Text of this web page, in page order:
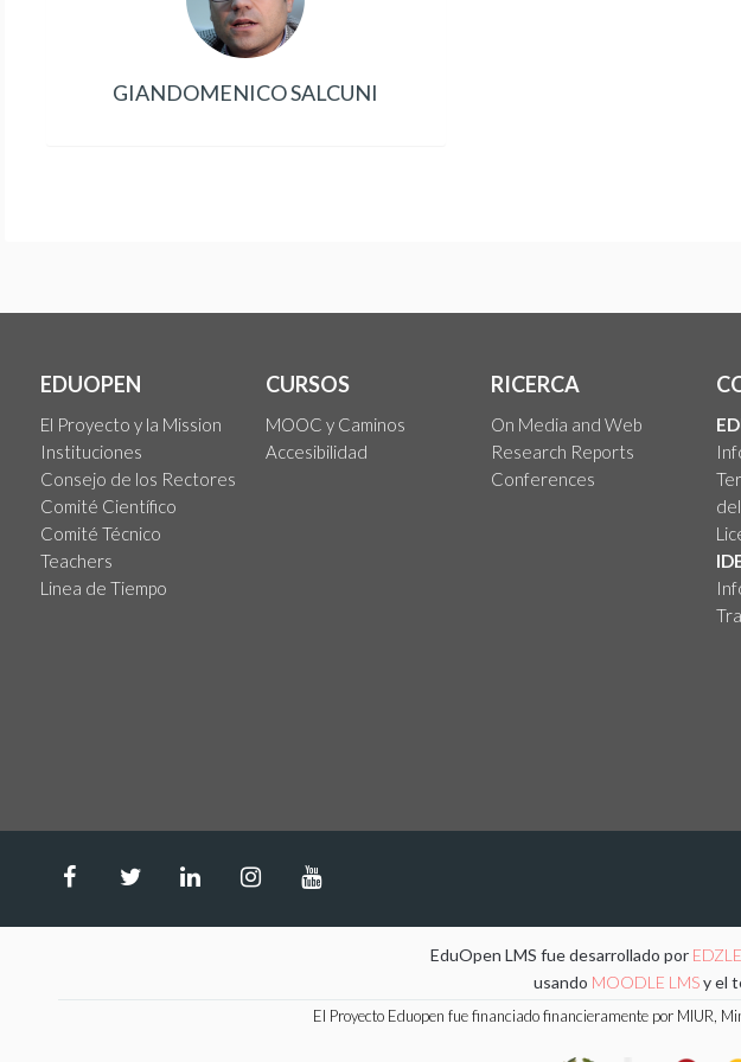
GIANDOMENICO SALCUNI
EDUOPEN
El Proyecto y la Mission
Instituciones
Consejo de los Rectores
Comité Científico
Comité Técnico
Teachers
Linea de Tiempo
CURSOS
MOOC y Caminos
Accesibilidad
RICERCA
On Media and Web
Research Reports
Conferences
EduOpen LMS fue desarrollado por
usando MOODLE LMSy el
El Proyecto Eduopen fue financiado financieramente por MIUR,